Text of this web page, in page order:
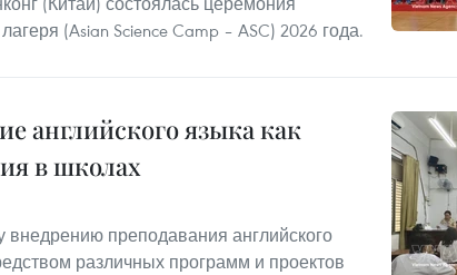
(Asian Science Camp – ASC) 2026 года.
английского языка как
в школах
внедрению преподавания английского
различных программ и проектов